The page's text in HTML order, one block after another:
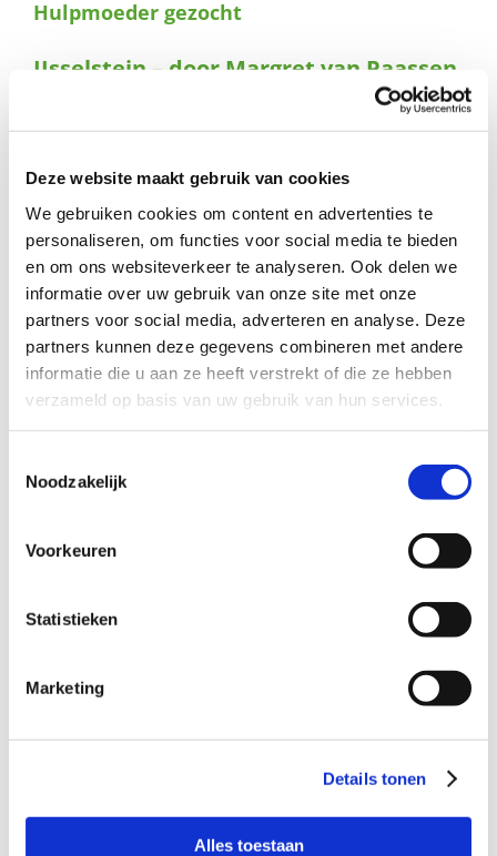
Deze website maakt gebruik van cookies
We gebruiken cookies om content en advertenties te
personaliseren, om functies voor social media te bieden
en om ons websiteverkeer te analyseren. Ook delen we
informatie over uw gebruik van onze site met onze
partners voor social media, adverteren en analyse. Deze
partners kunnen deze gegevens combineren met andere
informatie die u aan ze heeft verstrekt of die ze hebben
verzameld op basis van uw gebruik van hun services.
Noodzakelijk
Voorkeuren
Statistieken
Marketing
Details tonen
Alles toestaan
naar:
Hulpmoeder gezocht
IJsselstein – door Margret van Paassen
verlegen kon zijn. Haar dochtertje was heerlijk aan het
schommelen met een buurjongen. Ze lieten beiden
halsbrekende capriolen zien. Toen ik samen met de
moeder ging zitten in het gras, kwam ze samen met haar
buurjongen bij ons zitten. En we begonnen een
gesprekje.
De buurjongen die wist wel hoe het zat: ‘Ik
weet wel wat jij komt doen. Jij gaat een nieuwe moeder
voor haar zoeken!’. ‘Nou niet een nieuwe moeder’,
antwoordde ik, ‘want ze heeft haar eigen moeder. Maar ik
ga een hulpmoeder zoeken. Net zoals met Sinterklaas.
Als het teveel werk wordt dan wordt hij geholpen door
Super feestdagen!